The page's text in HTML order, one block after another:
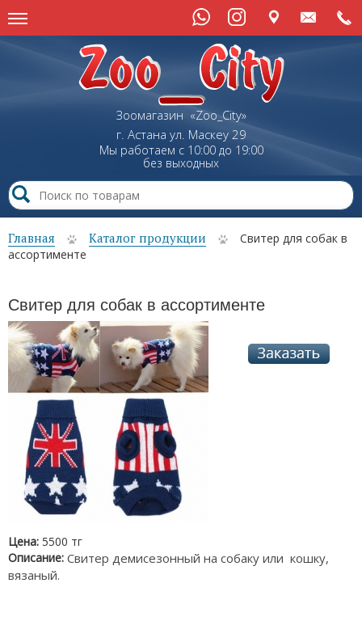
Зоомагазин «Zoo_City»
г. Астана ул. Маскеу29
Мы работаем с 10:00 до 19:00
без выходных
Главная Каталог продукции
Свитер для собак в
ассортименте
Свитер для собак в ассортименте
Цена: 5500 тг
Описание: Свитер демисезонный на собаку или кошку,
вязаный.